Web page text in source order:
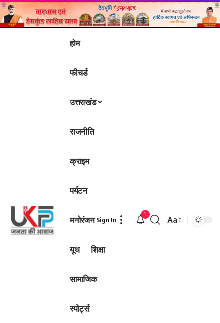
होम
फीचर्ड
उत्तराखंड
राजनीति
क्राइम
पर्यटन
मनोरंजन
यूथ शिक्षा
सामाजिक
स्पोर्ट्स
Sign In
1
Font
Aa